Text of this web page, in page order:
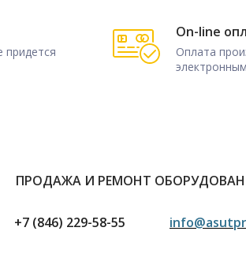
придется
On-line
Оплата
ПРОДАЖА И РЕМОНТ
+7 (846) 229-58-55